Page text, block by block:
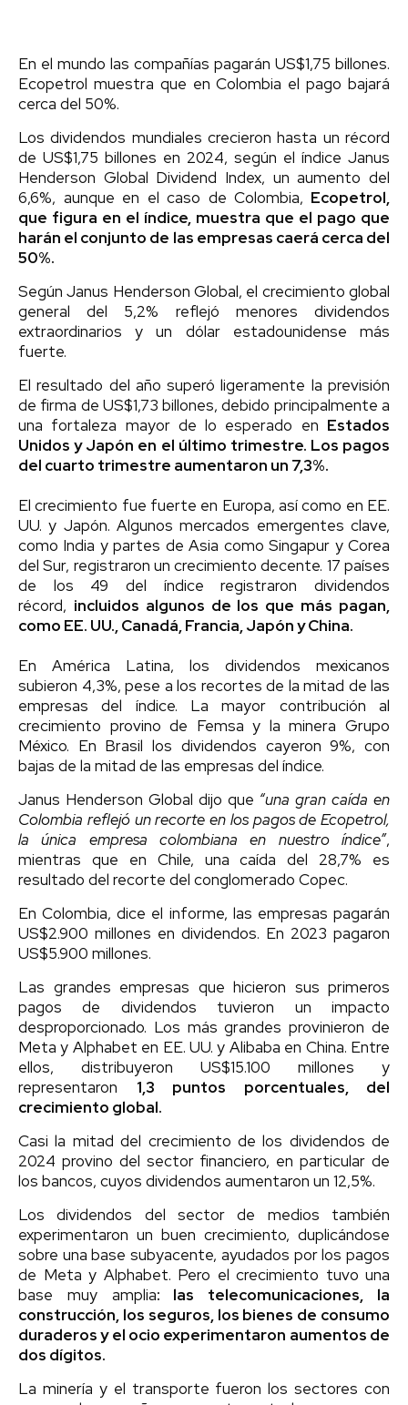
En el mundo las compañías pagarán US$1,75 billones.
Ecopetrol muestra que en Colombia el pago bajará
cerca del 50%.
Los dividendos mundiales crecieron hasta un récord
de US$1,75 billones en 2024, según el índice Janus
Henderson Global Dividend Index, un aumento del
6,6%, aunque en el caso de Colombia, Ecopetrol,
que figura en el índice, muestra que el pago que
harán el conjunto de las empresas caerá cerca del
50%.
Según Janus Henderson Global, el crecimiento global
general del 5,2% reflejó menores dividendos
extraordinarios y un dólar estadounidense más
fuerte.
El resultado del año superó ligeramente la previsión
de firma de US$1,73 billones, debido principalmente a
una fortaleza mayor de lo esperado en Estados
Unidos y Japón en el último trimestre. Los pagos
del cuarto trimestre aumentaron un 7,3%.
El crecimiento fue fuerte en Europa, así como en EE.
UU. y Japón. Algunos mercados emergentes clave,
como India y partes de Asia como Singapur y Corea
del Sur, registraron un crecimiento decente. 17 países
de los 49 del índice registraron dividendos
récord, incluidos algunos de los que más pagan,
como EE. UU., Canadá, Francia, Japón y China.
En América Latina, los dividendos mexicanos
subieron 4,3%, pese a los recortes de la mitad de las
empresas del índice. La mayor contribución al
crecimiento provino de Femsa y la minera Grupo
México. En Brasil los dividendos cayeron 9%, con
bajas de la mitad de las empresas del índice.
Janus Henderson Global dijo que “una gran caída en
Colombia reflejó un recorte en los pagos de Ecopetrol,
la única empresa colombiana en nuestro índice”,
mientras que en Chile, una caída del 28,7% es
resultado del recorte del conglomerado Copec.
En Colombia, dice el informe, las empresas pagarán
US$2.900 millones en dividendos. En 2023 pagaron
US$5.900 millones.
Las grandes empresas que hicieron sus primeros
pagos de dividendos tuvieron un impacto
desproporcionado. Los más grandes provinieron de
Meta y Alphabet en EE. UU. y Alibaba en China. Entre
ellos, distribuyeron US$15.100 millones y
representaron 1,3 puntos porcentuales, del
crecimiento global.
Casi la mitad del crecimiento de los dividendos de
2024 provino del sector financiero, en particular de
los bancos, cuyos dividendos aumentaron un 12,5%.
Los dividendos del sector de medios también
experimentaron un buen crecimiento, duplicándose
sobre una base subyacente, ayudados por los pagos
de Meta y Alphabet. Pero el crecimiento tuvo una
base muy amplia: las telecomunicaciones, la
construcción, los seguros, los bienes de consumo
duraderos y el ocio experimentaron aumentos de
dos dígitos.
La minería y el transporte fueron los sectores con